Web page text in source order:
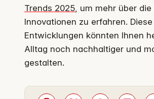
Trends 2025 , um mehr über
Innovationen zu erfahren. Diese
Entwicklungen könnten Ihnen
Alltag noch nachhaltiger und
gestalten.